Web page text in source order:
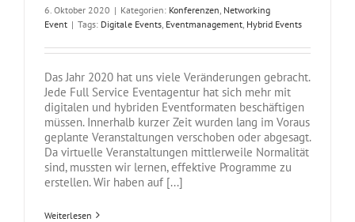
6. Oktober 2020 | Kategorien: Konferenzen Networking
Event | Tags: Digitale Events Eventmanagement Hybrid Events
Das Jahr 2020 hat uns viele Veränderungen gebracht.
Jede Full Service Eventagentur hat sich mehr mit
digitalen und hybriden Eventformaten beschäftigen
müssen. Innerhalb kurzer Zeit wurden lang im Voraus
geplante Veranstaltungen verschoben oder abgesagt.
Da virtuelle Veranstaltungen mittlerweile Normalität
sind, mussten wir lernen, effektive Programme zu
erstellen. Wir haben auf [...]
Weiterlesen